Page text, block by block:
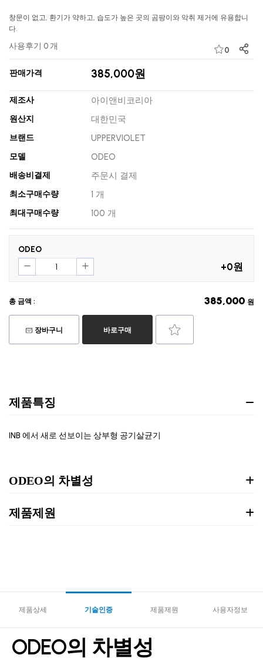
창문이 없고, 환기가 약하고, 습도가 높은 곳의 곰팡이와 악취 제거에 유용합니
다.
사용후기 0 개 0
판매가격 385,000원
제조사 아이앤비코리아
원산지 대한민국
브랜드 UPPERVIOLET
모델 ODEO
배송비결제 주문시 결제
최소구매수량 1 개
최대구매수량 100 개
ODEO
+0원
총 금액 : 385,000 원
장바구니 바로구매
제품특징
INB 에서 새로 선보이는 상부형 공기살균기
ODEO의 차별성
제품제원
제품상세 기술인증 제품제원 사용자정보
ODEO의 차별성